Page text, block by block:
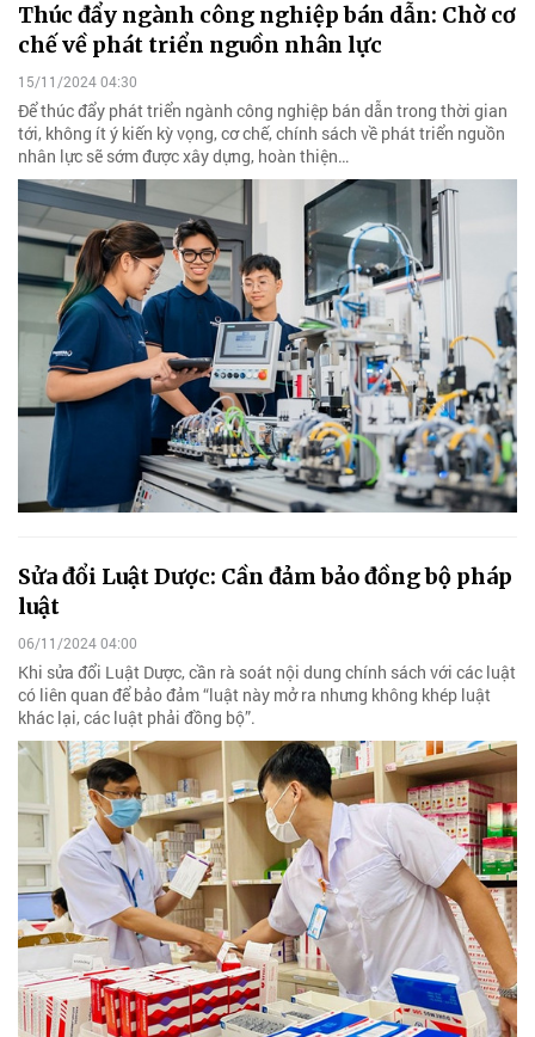
Thúc đẩy ngành công nghiệp bán dẫn: Chờ cơ
chế về phát triển nguồn nhân lực
15/11/2024 04:30
Để thúc đẩy phát triển ngành công nghiệp bán dẫn trong thời gian
tới, không ít ý kiến kỳ vọng, cơ chế, chính sách về phát triển nguồn
nhân lực sẽ sớm được xây dựng, hoàn thiện…
Sửa đổi Luật Dược: Cần đảm bảo đồng bộ pháp
luật
06/11/2024 04:00
Khi sửa đổi Luật Dược, cần rà soát nội dung chính sách với các luật
có liên quan để bảo đảm “luật này mở ra nhưng không khép luật
khác lại, các luật phải đồng bộ”.